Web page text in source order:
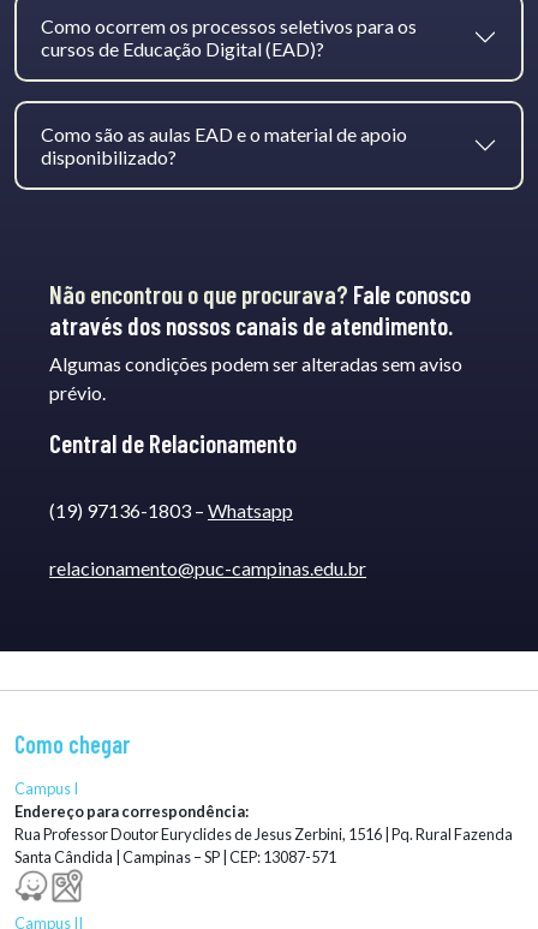
Como ocorrem os processos seletivos para os
cursos de Educação Digital (EAD)?
Como são as aulas EAD e o material de apoio
disponibilizado?
Não encontrou o que procurava? Fale conosco
através dos nossos canais de atendimento.
Algumas condições podem ser alteradas sem aviso
prévio.
Central de Relacionamento
(19) 97136-1803 – Whatsapp
relacionamento@puc-campinas.edu.br
Como chegar
Campus I
Endereço para correspondência:
Rua Professor Doutor Euryclides de Jesus Zerbini, 1516 | Pq. Rural Fazenda
Santa Cândida | Campinas – SP | CEP: 13087-571
Campus II